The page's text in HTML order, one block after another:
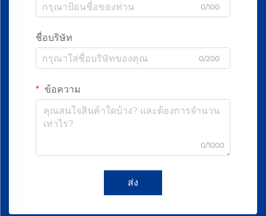
0/100
ชื่อบริษัท
0/200
ข้อความ
0/1000
ส่ง